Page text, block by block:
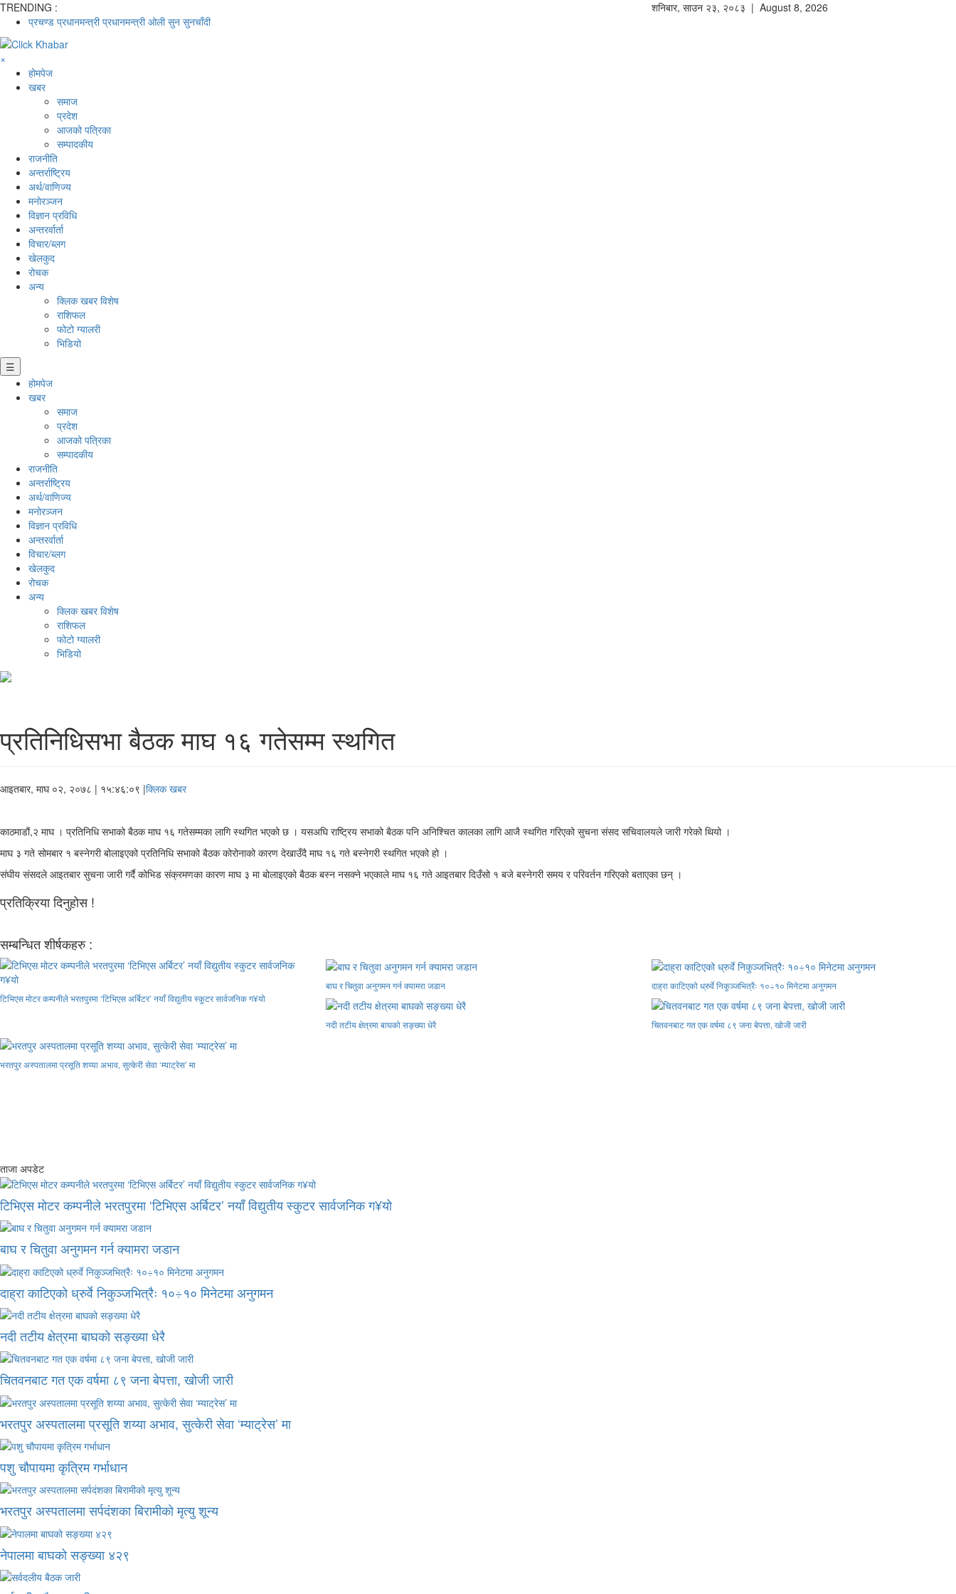
TRENDING :
प्रचण्ड प्रधानमन्त्री प्रधानमन्त्री ओली सुन सुनचाँदी
शनिबार, साउन २३, २०८३ | August 8, 2026
×
होमपेज
खबर
समाज
प्रदेश
आजको पत्रिका
सम्पादकीय
राजनीति
अन्तर्राष्ट्रिय
अर्थ/वाणिज्य
मनाेरञ्जन
विज्ञान प्रविधि
अन्तरर्वार्ता
विचार/ब्लग
खेलकुद
रोचक
अन्य
क्लिक खबर विशेष
राशिफल
फोटो ग्यालरी
भिडियो
☰
होमपेज
खबर
समाज
प्रदेश
आजको पत्रिका
सम्पादकीय
राजनीति
अन्तर्राष्ट्रिय
अर्थ/वाणिज्य
मनाेरञ्जन
विज्ञान प्रविधि
अन्तरर्वार्ता
विचार/ब्लग
खेलकुद
रोचक
अन्य
क्लिक खबर विशेष
राशिफल
फोटो ग्यालरी
भिडियो
प्रतिनिधिसभा बैठक माघ १६ गतेसम्म स्थगित
आइतबार, माघ ०२, २०७८ | १५:४६:०९ |क्लिक खबर
काठमाडौं,२ माघ । प्रतिनिधि सभाको बैठक माघ १६ गतेसम्मका लागि स्थगित भएको छ । यसअघि राष्ट्रिय सभाको बैठक पनि अनिश्चित कालका लागि आजै स्थगित गरिएको सुचना संसद सचिवालयले जारी गरेको थियो ।
माघ ३ गते सोमबार १ बस्नेगरी बोलाइएको प्रतिनिधि सभाको बैठक कोरोनाको कारण देखाउँदै माघ १६ गते बस्नेगरी स्थगित भएको हो ।
संघीय संसदले आइतबार सुचना जारी गर्दै कोभिड संक्रमणका कारण माघ ३ मा बोलाइएको बैठक बस्न नसक्ने भएकाले माघ १६ गते आइतबार दिउँसो १ बजे बस्नेगरी समय र परिवर्तन गरिएको बताएका छन् ।
प्रतिक्रिया दिनुहोस !
सम्बन्धित शीर्षकहरु :
टिभिएस मोटर कम्पनीले भरतपुरमा ‘टिभिएस अर्बिटर’ नयाँ विद्युतीय स्कुटर सार्वजनिक ग¥यो
बाघ र चितुवा अनुगमन गर्न क्यामरा जडान दाह्रा काटिएको ध्रुर्वे निकुञ्जभित्रैः १०÷१० मिनेटमा अनुगमन
नदी तटीय क्षेत्रमा बाघको सङ्ख्या धेरै चितवनबाट गत एक वर्षमा ८९ जना बेपत्ता, खोजी जारी
भरतपुर अस्पतालमा प्रसूति शय्या अभाव, सुत्केरी सेवा ‘म्याट्रेस’ मा
ताजा अपडेट
टिभिएस मोटर कम्पनीले भरतपुरमा ‘टिभिएस अर्बिटर’ नयाँ विद्युतीय स्कुटर सार्वजनिक ग¥यो
बाघ र चितुवा अनुगमन गर्न क्यामरा जडान
दाह्रा काटिएको ध्रुर्वे निकुञ्जभित्रैः १०÷१० मिनेटमा अनुगमन
नदी तटीय क्षेत्रमा बाघको सङ्ख्या धेरै
चितवनबाट गत एक वर्षमा ८९ जना बेपत्ता, खोजी जारी
भरतपुर अस्पतालमा प्रसूति शय्या अभाव, सुत्केरी सेवा ‘म्याट्रेस’ मा
पशु चौपायमा कृत्रिम गर्भाधान
भरतपुर अस्पतालमा सर्पदंशका बिरामीको मृत्यु शून्य
नेपालमा बाघको सङ्ख्या ४२९